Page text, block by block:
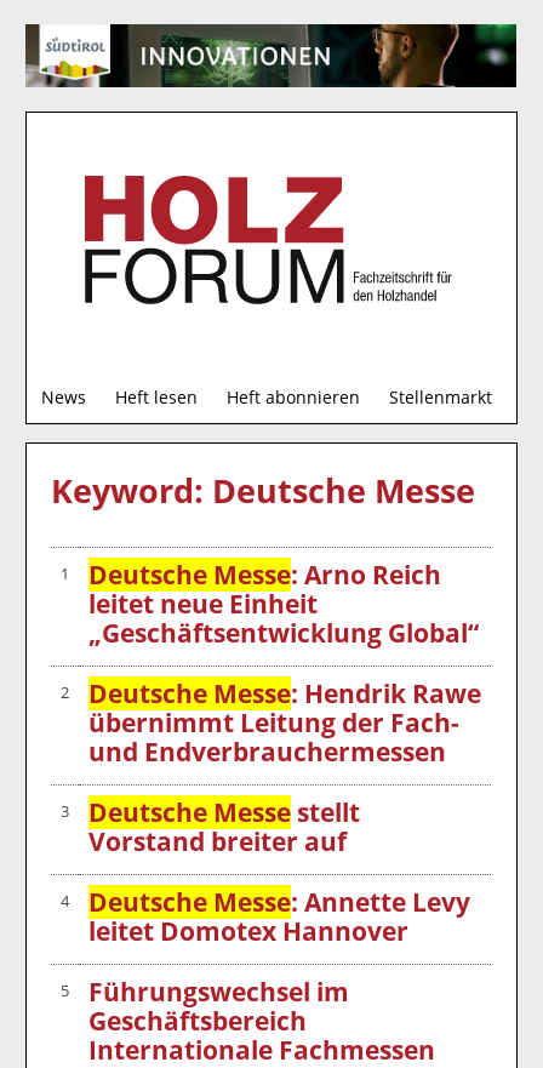
News Heft lesen Heft abonnieren Stellenmarkt
u
c
Keyword: Deutsche Messe
1 Deutsche Messe: Arno Reich
leitet neue Einheit
„Geschäftsentwicklung Global“
2 Deutsche Messe: Hendrik Rawe
übernimmt Leitung der Fach-
und Endverbrauchermessen
3 Deutsche Messe stellt
Vorstand breiter auf
4 Deutsche Messe: Annette Levy
leitet Domotex Hannover
5
Führungswechsel im
Geschäftsbereich
Internationale Fachmessen